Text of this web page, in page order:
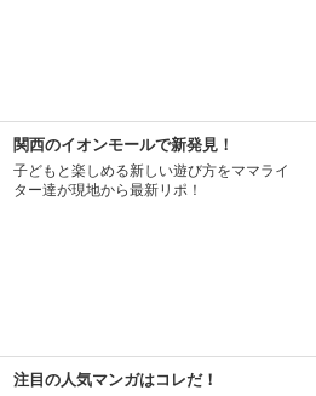
関西のイオンモールで新発見！
子どもと楽しめる新しい遊び方をママライ
ター達が現地から最新リポ！
注目の人気マンガはコレだ！